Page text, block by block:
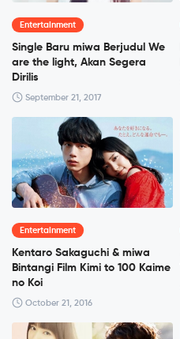
Entertainment
Single Baru miwa Berjudul We
are the light, Akan Segera
Dirilis
September 21, 2017
Entertainment
Kentaro Sakaguchi & miwa
Bintangi Film Kimi to 100 Kaime
no Koi
October 21, 2016